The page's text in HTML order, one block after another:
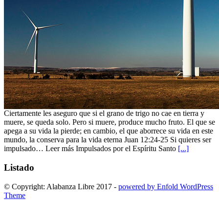
Ciertamente les aseguro que si el grano de trigo no cae en tierra y
muere, se queda solo. Pero si muere, produce mucho fruto. El que se
apega a su vida la pierde; en cambio, el que aborrece su vida en este
mundo, la conserva para la vida eterna Juan 12:24-25 Si quieres ser
impulsado… Leer más Impulsados por el Espíritu Santo [...]
Listado
© Copyright: Alabanza Libre 2017 - powered by Enfold WordPress
Theme